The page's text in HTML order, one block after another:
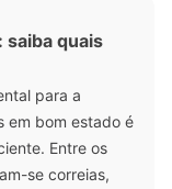
saiba quais
para a
em bom estado é
Entre os
se correias,